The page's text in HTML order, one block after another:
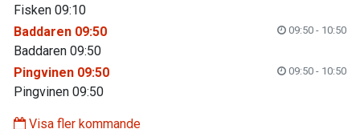
Fisken 09:10
Baddaren 09:50
09:50 - 10:50
Baddaren 09:50
Pingvinen 09:50
09:50 - 10:50
Pingvinen 09:50
Visa fler kommande